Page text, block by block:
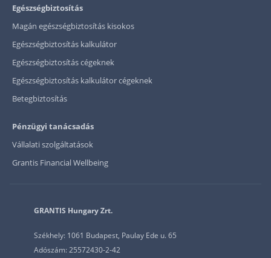
Egészségbiztosítás
Magán egészségbiztosítás kisokos
Egészségbiztosítás kalkulátor
Egészségbiztosítás cégeknek
Egészségbiztosítás kalkulátor cégeknek
Betegbiztosítás
Pénzügyi tanácsadás
Vállalati szolgáltatások
Grantis Financial Wellbeing
GRANTIS Hungary Zrt.
Székhely: 1061 Budapest, Paulay Ede u. 65
Adószám: 25572430-2-42